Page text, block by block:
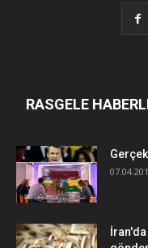
RASGELE
İran'da